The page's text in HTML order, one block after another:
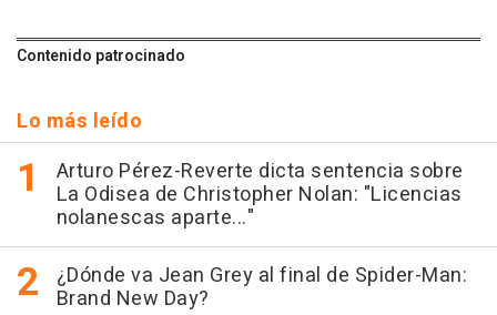
Contenido patrocinado
Lo más leído
Arturo Pérez-Reverte dicta sentencia sobre
La Odisea de Christopher Nolan: "Licencias
nolanescas aparte..."
¿Dónde va Jean Grey al final de Spider-Man:
Brand New Day?